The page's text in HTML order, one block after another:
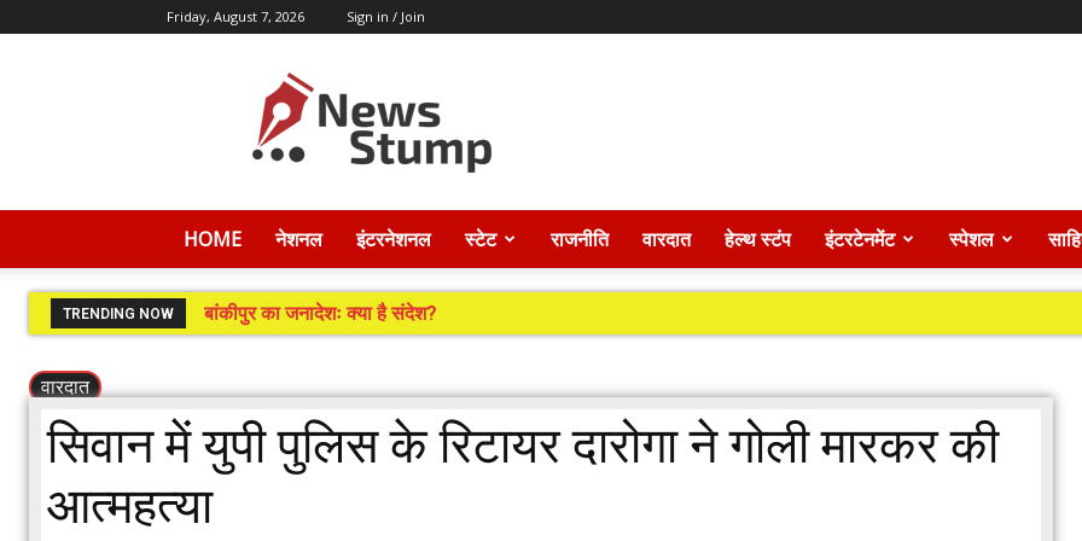
Friday, August 7, 2026 Sign in / Join
Stump
HOME नेशनल इंटरनेशनल स्टेट राजनीति वारदात हेल्थ स्टंप इंटरटेनमेंट स्पेशल
TRENDING NOW बांकीपुर का जनादेशः क्या है संदेश?
वारदात
सिवान में युपी पुलिस के रिटायर दारोगा ने गोली मारकर की
आत्महत्या